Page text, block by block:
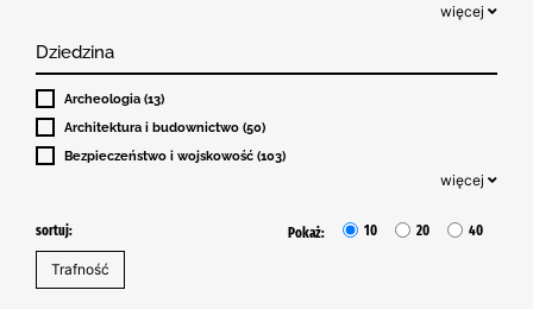
więcej
Dziedzina
Archeologia (13)
Architektura i budownictwo (50)
Bezpieczeństwo i wojskowość (103)
więcej
sortuj: Pokaż: 10 20 40